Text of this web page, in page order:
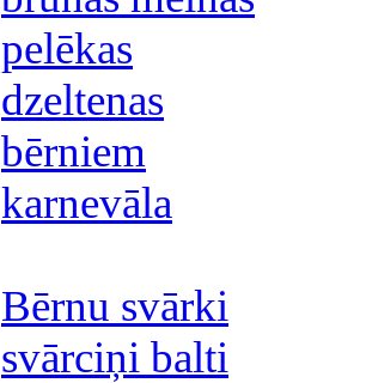
pelēkas
dzeltenas
bērniem
karnevāla
Bērnu svārki
svārciņi balti